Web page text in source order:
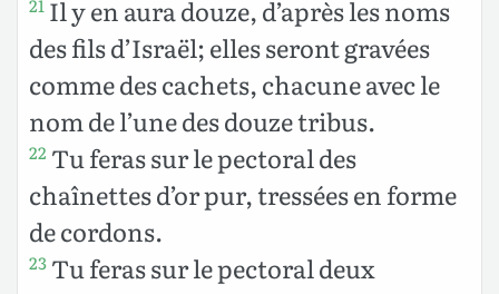
21 Il y en aura douze, d’après les noms
des fils d’Israël; elles seront gravées
comme des cachets, chacune avec le
nom de l’une des douze tribus.
22 Tu feras sur le pectoral des
chaînettes d’or pur, tressées en forme
de cordons.
23 Tu feras sur le pectoral deux